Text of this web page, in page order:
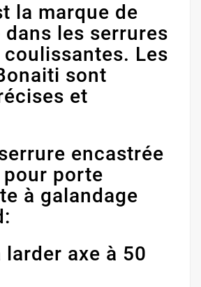
la marque de
les serrures
Les
sont
et
encastrée
porte
à galandage
axe à 50